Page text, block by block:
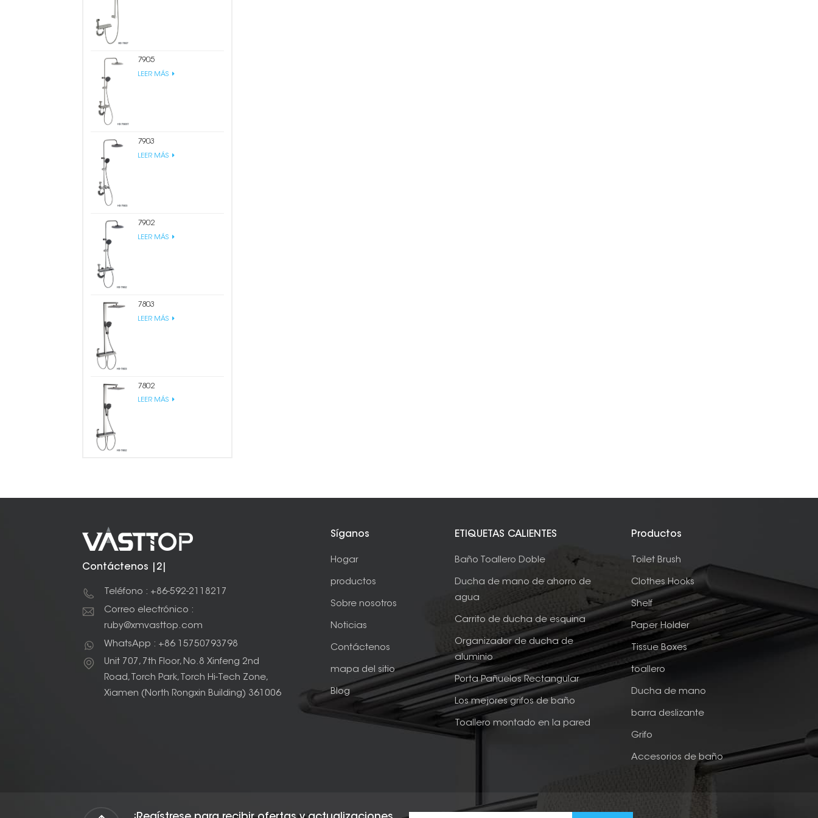
7905
LEER MÁS
7903
LEER MÁS
7902
LEER MÁS
7803
LEER MÁS
7802
LEER MÁS
Contáctenos |2|
Teléfono : +86-592-2118217
Correo electrónico :
ruby@xmvasttop.com
WhatsApp : +86 15750793798
Unit 707, 7th Floor, No.8 Xinfeng 2nd
Road, Torch Park, Torch Hi-Tech Zone,
Xiamen (North Rongxin Building) 361006
Síganos
Hogar
productos
Sobre nosotros
Noticias
Contáctenos
mapa del sitio
Blog
ETIQUETAS CALIENTES
Baño Toallero Doble
Ducha de mano de ahorro de
agua
Carrito de ducha de esquina
Organizador de ducha de
aluminio
Porta Pañuelos Rectangular
Los mejores grifos de baño
Toallero montado en la pared
Productos
Toilet Brush
Clothes Hooks
Shelf
Paper Holder
Tissue Boxes
toallero
Ducha de mano
barra deslizante
Grifo
Accesorios de baño